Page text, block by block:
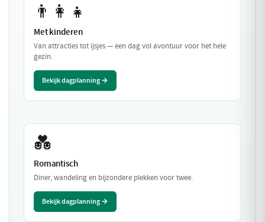
👨‍👩‍👧
Met kinderen
Van attracties tot ijsjes — een dag vol avontuur voor het hele
gezin.
Bekijk dagplanning →
💑
Romantisch
Diner, wandeling en bijzondere plekken voor twee.
Bekijk dagplanning →